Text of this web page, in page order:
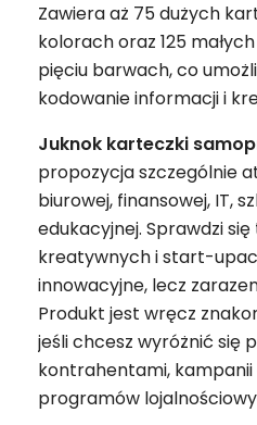
Zawiera aż 75 dużych
kolorach oraz 125
pięciu barwach, co
kodowanie informacji i
Juknok karteczki
propozycja szczególnie
biurowej, finansowej, IT,
edukacyjnej. Sprawdzi
kreatywnych i start-
innowacyjne, lecz
Produkt jest wręcz
jeśli chcesz wyróżnić się
kontrahentami,
programów